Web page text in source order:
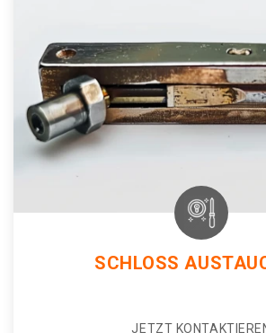
SCHLOSS
JETZT